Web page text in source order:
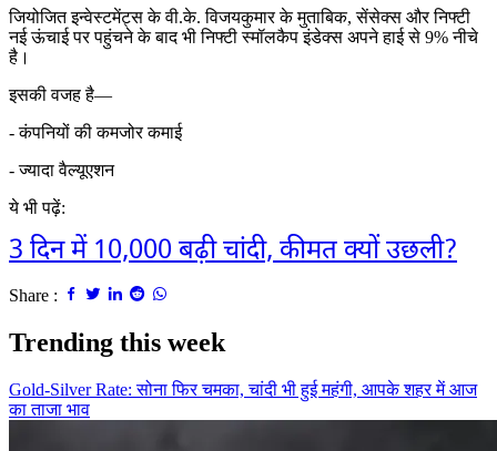
जियोजित इन्वेस्टमेंट्स के वी.के. विजयकुमार के मुताबिक, सेंसेक्स और निफ्टी
नई ऊंचाई पर पहुंचने के बाद भी निफ्टी स्मॉलकैप इंडेक्स अपने हाई से 9% नीचे
है।
इसकी वजह है—
- कंपनियों की कमजोर कमाई
- ज्यादा वैल्यूएशन
ये भी पढ़ें:
3 दिन में 10,000 बढ़ी चांदी, कीमत क्यों उछली?
Share :
Trending this week
Gold-Silver Rate: सोना फिर चमका, चांदी भी हुई महंगी, आपके शहर में आज
का ताजा भाव